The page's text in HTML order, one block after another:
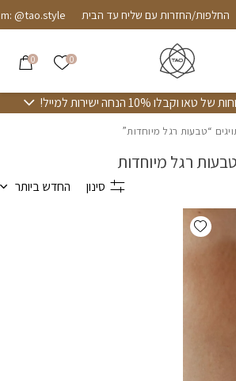
החלפות/החזרות עם שליח עד הבית @tao.style
0 הרשימה
0
10% הנחה ישירות למייל!
“טבעות רגל מיוחדות”
טבעות רגל מיוחדות
סינון החדש ביותר
Add wishlist